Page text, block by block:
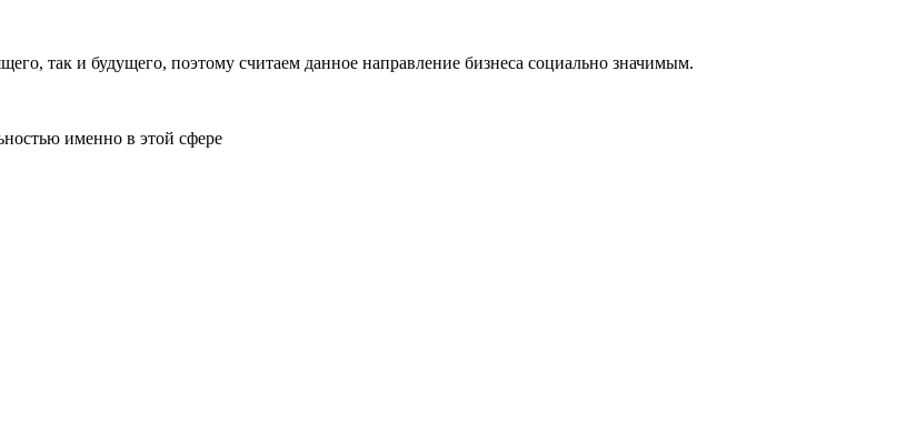
так и будущего, поэтому считаем данное направление бизнеса социально значимым.
именно в этой сфере